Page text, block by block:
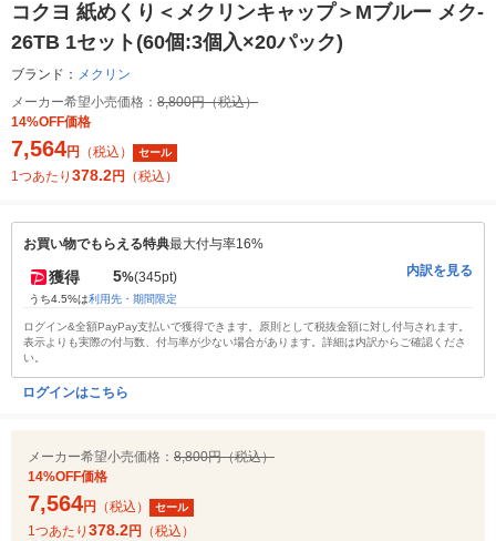
コクヨ 紙めくり＜メクリンキャップ＞Mブルー メク-
26TB 1セット(60個:3個入×20パック)
ブランド： メクリン
メーカー希望小売価格： 8,800円（税込）
14%OFF価格
7,564円 （税込） セール
1つあたり 378.2円 （税込）
お買い物でもらえる特典最大付与率16%
獲得 5%(345pt)
うち4.5%は利用先・期間限定
内訳を見る
ログイン&全額PayPay支払いで獲得できます。原則として税抜金額に対し付与されます。
表示よりも実際の付与数、付与率が少ない場合があります。詳細は内訳からご確認くださ
い。
ログインはこちら
メーカー希望小売価格： 8,800円（税込）
14%OFF価格
7,564円 （税込） セール
1つあたり 378.2円 （税込）